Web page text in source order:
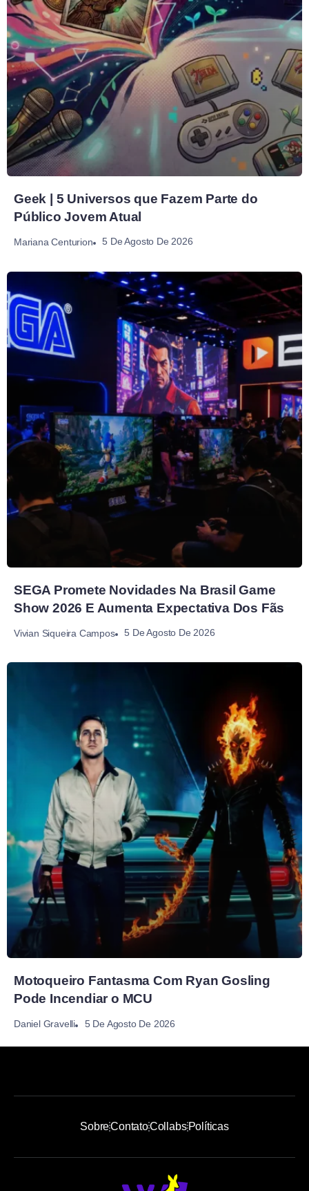
Geek | 5 Universos que Fazem Parte do
Público Jovem Atual
Mariana Centurion 5 De Agosto De 2026
SEGA Promete Novidades Na Brasil Game
Show 2026 E Aumenta Expectativa Dos Fãs
Vivian Siqueira Campos 5 De Agosto De 2026
Motoqueiro Fantasma Com Ryan Gosling
Pode Incendiar o MCU
Daniel Gravelli 5 De Agosto De 2026
SobreContatoCollabsPolíticas